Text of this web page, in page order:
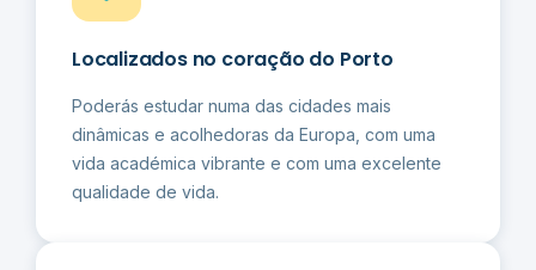
Localizados no coração do Porto
Poderás estudar numa das cidades mais
dinâmicas e acolhedoras da Europa, com uma
vida académica vibrante e com uma excelente
qualidade de vida.